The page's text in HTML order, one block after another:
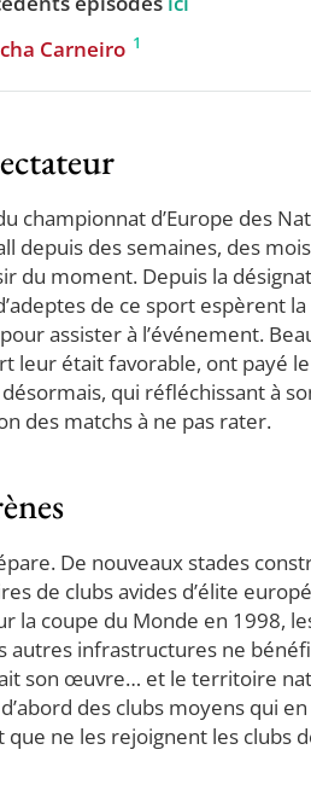
Carneiro 1
championnat d’Europe des
depuis des semaines, des
du moment. Depuis la
de ce sport espèrent
assister à l’événement.
leur était favorable, ont payé
qui réfléchissant à
des matchs à ne pas rater.
De nouveaux stades
de clubs avides d’élite
la coupe du Monde en 1998,
autres infrastructures ne
son œuvre… et le territoire
des clubs moyens qui
que ne les rejoignent les clubs